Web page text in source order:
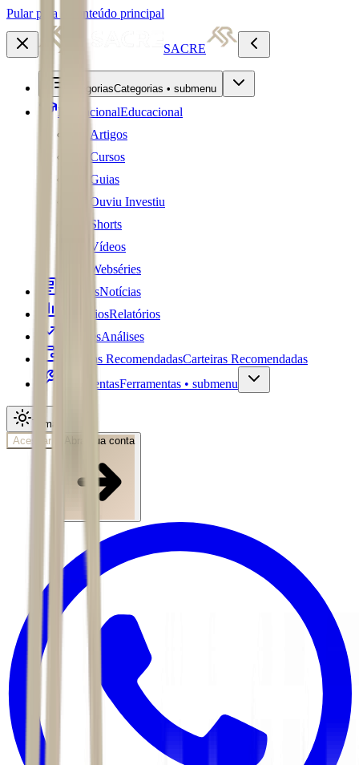
Pular para o conteúdo principal
SACRE
CategoriasCategorias • submenu
EducacionalEducacional
Artigos
Cursos
Guias
Ouviu Investiu
Shorts
Vídeos
Webséries
NotíciasNotícias
RelatóriosRelatórios
AnálisesAnálises
Carteiras RecomendadasCarteiras Recomendadas
FerramentasFerramentas • submenu
Tema
Acessar
Abra sua conta